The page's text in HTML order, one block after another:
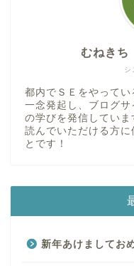
シ
むねきち
都内でＳＥをやってい
一念発起し、ブログ
の学びを発信していま
読んでいただける方に
とです！
新年あけましてお